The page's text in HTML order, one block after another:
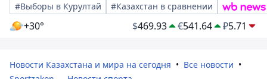
#Выборы в Курултай
#Казахстан в сравнении
+30° $469.93 €541.64 ₽5.71
Новости Казахстана и мира на сегодня
Все новости